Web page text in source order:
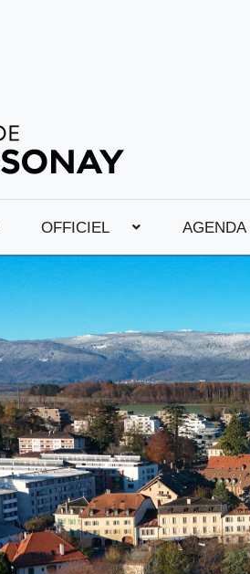
OFFICIEL AGENDA